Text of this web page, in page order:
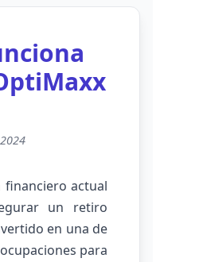
financiero actual
un retiro
en una de
para